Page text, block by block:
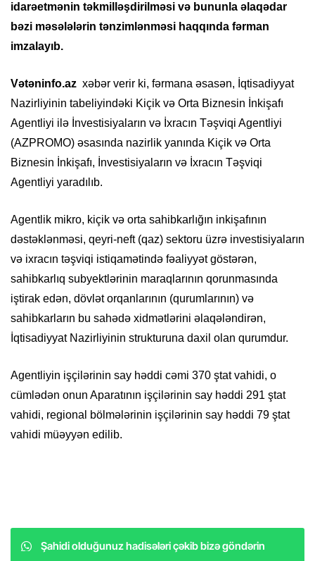
idarəetmənin təkmilləşdirilməsi və bununla əlaqədar
bəzi məsələlərin tənzimlənməsi haqqında fərman
imzalayıb.
Vətəninfo.az xəbər verir ki, fərmana əsasən, İqtisadiyyat
Nazirliyinin tabeliyindəki Kiçik və Orta Biznesin İnkişafı
Agentliyi ilə İnvestisiyaların və İxracın Təşviqi Agentliyi
(AZPROMO) əsasında nazirlik yanında Kiçik və Orta
Biznesin İnkişafı, İnvestisiyaların və İxracın Təşviqi
Agentliyi yaradılıb.
Agentlik mikro, kiçik və orta sahibkarlığın inkişafının
dəstəklənməsi, qeyri-neft (qaz) sektoru üzrə investisiyaların
və ixracın təşviqi istiqamətində fəaliyyət göstərən,
sahibkarlıq subyektlərinin maraqlarının qorunmasında
iştirak edən, dövlət orqanlarının (qurumlarının) və
sahibkarların bu sahədə xidmətlərini əlaqələndirən,
İqtisadiyyat Nazirliyinin strukturuna daxil olan qurumdur.
Agentliyin işçilərinin say həddi cəmi 370 ştat vahidi, o
cümlədən onun Aparatının işçilərinin say həddi 291 ştat
vahidi, regional bölmələrinin işçilərinin say həddi 79 ştat
vahidi müəyyən edilib.
Şahidi olduğunuz hadisələri çəkib bizə göndərin